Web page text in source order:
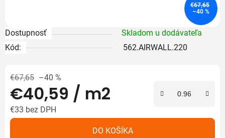
Dostupnosť
Skladom u dodávateľa
Kód:
562.AIRWALL.220
€67,65 –40 %
€40,59 / m2
€33 bez DPH
DO KOŠÍKA
€67,65
–40 %